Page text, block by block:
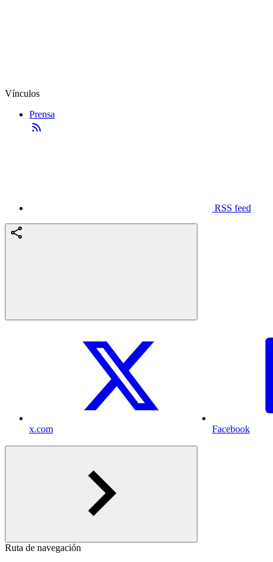
Vínculos
Prensa
RSS feed
x.com Facebook
Ruta de navegación